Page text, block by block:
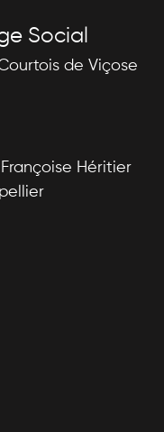
Social
de Viçose
Héritier